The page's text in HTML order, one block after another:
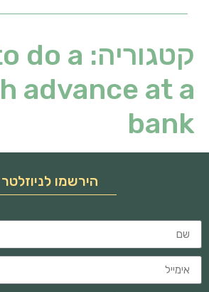
קטגוריה: do a
advance at a
bank
הירשמו לניוזלטר